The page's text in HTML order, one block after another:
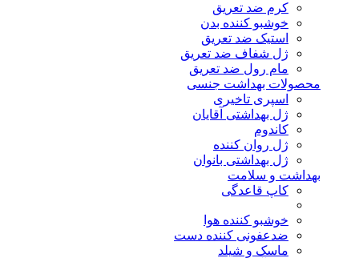
کرم ضد تعریق
خوشبو کننده بدن
استیک ضد تعریق
ژل شفاف ضد تعریق
مام رول ضد تعریق
محصولات بهداشت جنسی
اسپری تاخیری
ژل بهداشتی آقایان
کاندوم
ژل روان کننده
ژل بهداشتی بانوان
بهداشت و سلامت
کاپ قاعدگی
خوشبو کننده هوا
ضدعفونی کننده دست
ماسک و شیلد